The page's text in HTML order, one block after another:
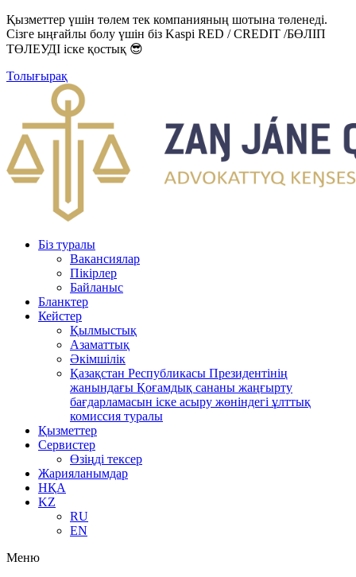
Қызметтер үшін төлем тек компанияның шотына төленеді.
Сізге ыңғайлы болу үшін біз Kaspi RED / CREDIT /БӨЛІП
ТӨЛЕУДІ іске қостық 😎
Толығырақ
Біз туралы
Вакансиялар
Пікірлер
Байланыс
Бланктер
Кейстер
Қылмыстық
Азаматтық
Әкімшілік
Қазақстан Республикасы Президентінің
жанындағы Қоғамдық сананы жаңғырту
бағдарламасын іске асыру жөніндегі ұлттық
комиссия туралы
Қызметтер
Сервистер
Өзіңді тексер
Жарияланымдар
НҚА
KZ
RU
EN
Меню